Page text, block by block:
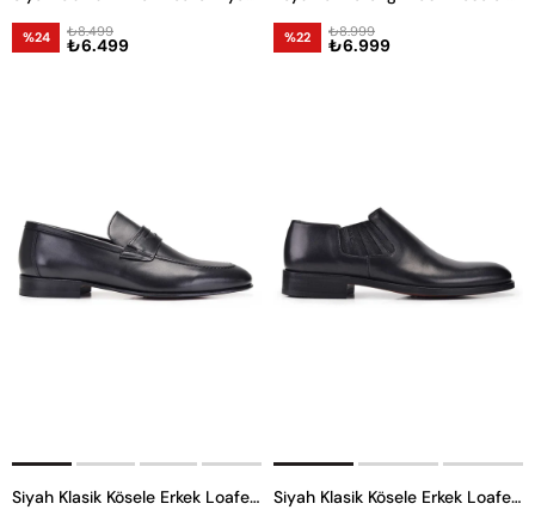
%24 ₺6.499
₺8.499 %22 ₺6.999
₺8.999
Siyah Klasik Kösele Erkek Loafer Ayakkabı Siyah Klasik Kösele Erkek Loafer Ayakkabı